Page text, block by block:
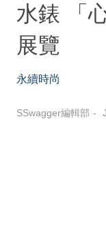
水錶 「
展覽
永續時尚
SSwagger編輯部